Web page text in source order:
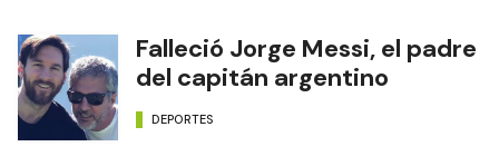
Falleció Jorge Messi, el padre
del capitán argentino
DEPORTES